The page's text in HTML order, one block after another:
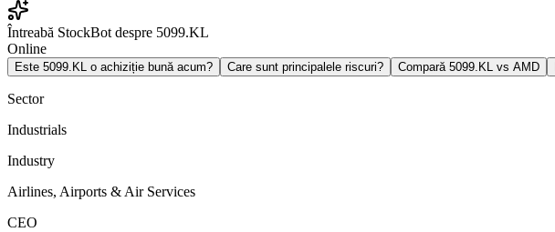
Întreabă StockBot despre 5099.KL
Online
Este 5099.KL o achiziție bună acum? Care sunt principalele riscuri? Compară 5099.KL vs AMD
Sector
Industrials
Industry
Airlines, Airports & Air Services
CEO